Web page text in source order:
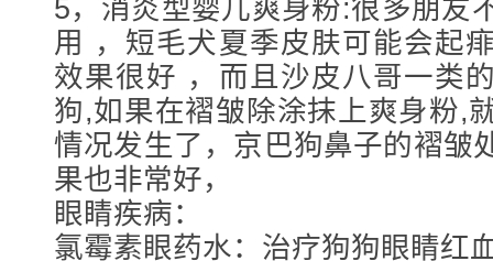
5，消炎型婴儿爽身粉:很多朋友
用 ，短毛犬夏季皮肤可能会起
效果很好 ，而且沙皮八哥一类
狗,如果在褶皱除涂抹上爽身粉,
情况发生了，京巴狗鼻子的褶皱
果也非常好，
眼睛疾病：
氯霉素眼药水：治疗狗狗眼睛红